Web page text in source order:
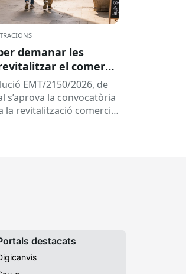
demanar les
el comerç
i eixos comercials
EMT/2150/2026, de
s’aprova la convocatòria
la revitalització comercial
destacats